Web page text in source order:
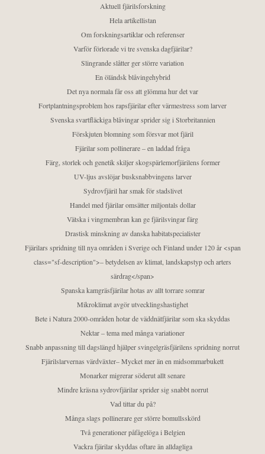
Aktuell fjärilsforskning
Hela artikellistan
Om forskningsartiklar och referenser
Varför förlorade vi tre svenska dagfjärilar?
Slingrande slåtter ger större variation
En öländsk blåvingehybrid
Det nya normala får oss att glömma hur det var
Fortplantningsproblem hos rapsfjärilar efter värmestress som larver
Svenska svartfläckiga blåvingar sprider sig i Storbritannien
Förskjuten blomning som försvar mot fjäril
Fjärilar som pollinerare – en laddad fråga
Färg, storlek och genetik skiljer skogspärlemorfjärilens former
UV-ljus avslöjar busksnabbvingens larver
Sydrovfjäril har smak för stadslivet
Handel med fjärilar omsätter miljontals dollar
Vätska i vingmembran kan ge fjärilsvingar färg
Drastisk minskning av danska habitatspecialister
Fjärilars spridning till nya områden i Sverige och Finland under 120 år <span
class="sf-description">– betydelsen av klimat, landskapstyp och arters
särdrag</span>
Spanska kamgräsfjärilar hotas av allt torrare somrar
Mikroklimat avgör utvecklingshastighet
Bete i Natura 2000-områden hotar de väddnätfjärilar som ska skyddas
Nektar – tema med många variationer
Snabb anpassning till dagslängd hjälper svingelgräsfjärilens spridning norrut
Fjärilslarvernas värdväxter– Mycket mer än en midsommarbukett
Monarker migrerar söderut allt senare
Mindre kräsna sydrovfjärilar sprider sig snabbt norrut
Vad tittar du på?
Många slags pollinerare ger större bomullsskörd
Två generationer påfågelöga i Belgien
Vackra fjärilar skyddas oftare än alldagliga